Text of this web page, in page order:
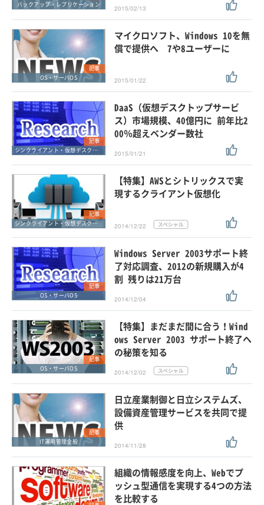
バックアップ・レプリケーション
2015/02/13
記事
OS・サーバOS
マイクロソフト、Windows 10を無
償で提供へ 7や8ユーザーに
2015/01/22
記事
シンクライアント・仮想デスクトップ
DaaS（仮想デスクトップサービ
ス）市場規模、40億円に 前年比2
00％超えベンダー数社
2015/01/21
記事
シンクライアント・仮想デスクトップ
【特集】AWSとシトリックスで実
現するクライアント仮想化
2014/12/22
記事
OS・サーバOS
Windows Server 2003サポート終
了対応調査、2012の新規購入が4
割 残りは21万台
2014/12/04
記事
OS・サーバOS
【特集】まだまだ間に合う！Wind
ows Server 2003 サポート終了へ
の秘策を知る
2014/12/02
記事
IT運用管理全般
日立産業制御と日立システムズ、
設備資産管理サービスを共同で提
供
2014/11/28
組織の情報感度を向上、Webでプ
ッシュ型通信を実現する4つの方法
を比較する